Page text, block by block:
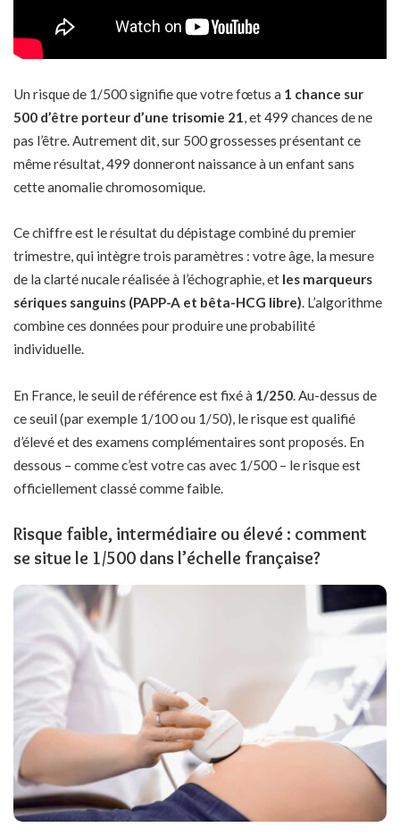
Un risque de 1/500 signifie que votre fœtus a 1 chance sur
500 d’être porteur d’une trisomie 21, et 499 chances de ne
pas l’être. Autrement dit, sur 500 grossesses présentant ce
même résultat, 499 donneront naissance à un enfant sans
cette anomalie chromosomique.
Ce chiffre est le résultat du dépistage combiné du premier
trimestre, qui intègre trois paramètres : votre âge, la mesure
de la clarté nucale réalisée à l’échographie, et les marqueurs
sériques sanguins (PAPP-A et bêta-HCG libre). L’algorithme
combine ces données pour produire une probabilité
individuelle.
En France, le seuil de référence est fixé à 1/250. Au-dessus de
ce seuil (par exemple 1/100 ou 1/50), le risque est qualifié
d’élevé et des examens complémentaires sont proposés. En
dessous – comme c’est votre cas avec 1/500 – le risque est
officiellement classé comme faible.
Risque faible, intermédiaire ou élevé : comment
se situe le 1/500 dans l’échelle française?